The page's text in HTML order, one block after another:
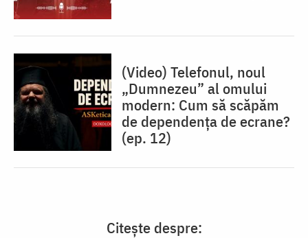
(Video) Telefonul, noul
„Dumnezeu” al omului
modern: Cum să scăpăm
de dependența de ecrane?
(ep. 12)
Citește despre: